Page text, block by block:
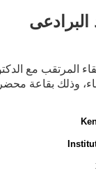
المرتقب مع
11 يونيو 2010 من الساعة 6:30 إلى 10